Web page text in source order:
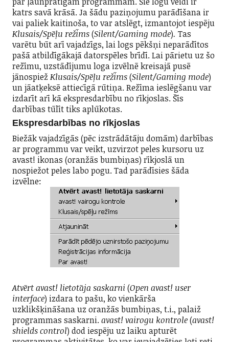
katrs savā krāsā. Ja šādu paziņojumu parādīšana ir
vai paliek kaitinoša, to var atslēgt, izmantojot iespēju
Klusais/Spēļu režīms(Silent/Gaming mode). Tas
varētu būt arī vajadzīgs, lai logs pēkšņi neparādītos
pašā atbildīgākajā datorspēles brīdī. Lai pārietu uz šo
režīmu, uzstādījumu loga izvēlnē kreisajā pusē
jānospiež Klusais/Spēļu režīms(Silent/Gaming mode)
un jāatķeksē attiecīgā rūtiņa. Režīma ieslēgšanu var
izdarīt arī kā ekspresdarbību no rīkjoslas. Šīs
darbības tūlīt tiks aplūkotas.
Ekspresdarbības no rīkjoslas
Biežāk vajadzīgās (pēc izstrādātāju domām) darbības
ar programmu var veikt, uzvirzot peles kursoru uz
avast! ikonas (oranžās bumbiņas) rīkjoslā un
nospiežot peles labo pogu. Tad parādīsies šāda
izvēlne:
Atvērt avast! lietotāja saskarni (Open avast! user
interface) izdara to pašu, ko vienkārša
uzklikšķināšana uz oranžās bumbiņas, t.i., palaiž
programmas saskarni.avast! vairogu kontrole(avast!
shields control) dod iespēju uz laiku apturēt